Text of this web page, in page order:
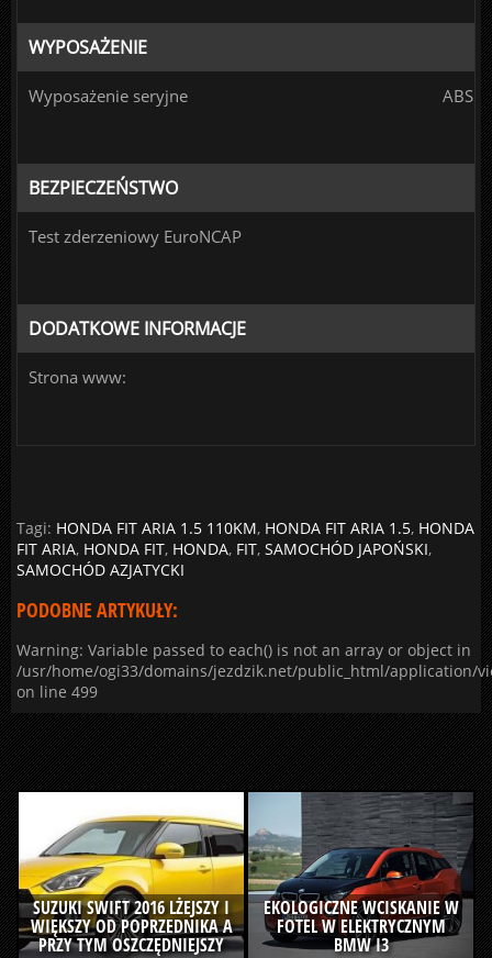
WYPOSAŻENIE
Wyposażenie seryjne ABS
BEZPIECZEŃSTWO
Test zderzeniowy EuroNCAP
DODATKOWE INFORMACJE
Strona www:
Tagi: HONDA FIT ARIA 1.5 110KM, HONDA FIT ARIA 1.5, HONDA
FIT ARIA, HONDA FIT, HONDA, FIT, SAMOCHÓD JAPOŃSKI,
SAMOCHÓD AZJATYCKI
PODOBNE ARTYKUŁY:
Warning: Variable passed to each() is not an array or object in
/usr/home/ogi33/domains/jezdzik.net/public_html/application/
on line 499
SUZUKI SWIFT 2016 LŻEJSZY I
WIĘKSZY OD POPRZEDNIKA A
PRZY TYM OSZCZĘDNIEJSZY
EKOLOGICZNE WCISKANIE W
FOTEL W ELEKTRYCZNYM
BMW I3